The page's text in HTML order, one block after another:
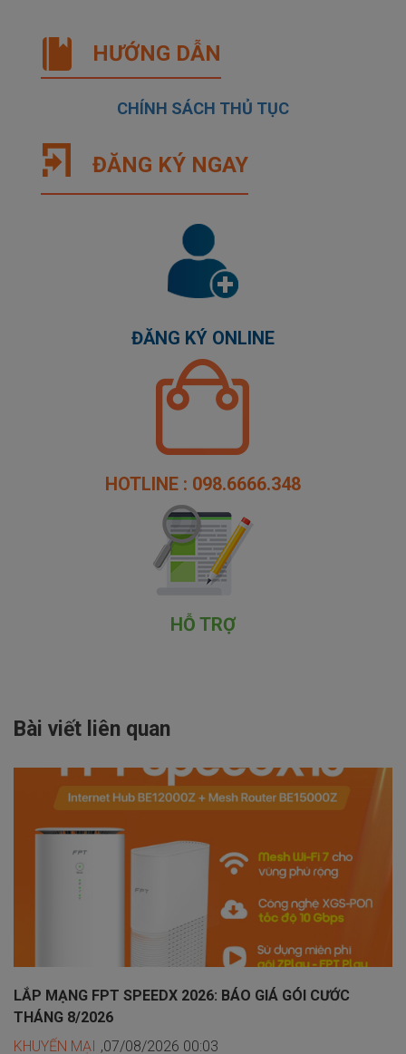
HƯỚNG DẪN
CHÍNH SÁCH THỦ TỤC
ĐĂNG KÝ NGAY
ĐĂNG KÝ ONLINE
HOTLINE : 098.6666.348
HỖ TRỢ
Bài viết liên quan
LẮP MẠNG FPT SPEEDX 2026: BÁO GIÁ GÓI CƯỚC
THÁNG 8/2026
KHUYẾN MẠI ,07/08/2026 00:03